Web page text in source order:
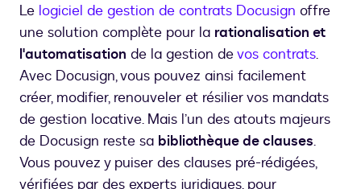
Le logiciel de gestion de contrats Docusign offre
une solution complète pour la rationalisation et
l'automatisation de la gestion devos contrats.
Avec Docusign, vous pouvez ainsi facilement
créer, modifier, renouveler et résilier vos mandats
de gestion locative. Mais l’un des atouts majeurs
de Docusign reste sa bibliothèque de clauses.
Vous pouvez y puiser des clauses pré-rédigées,
vérifiées par des experts juridiques, pour